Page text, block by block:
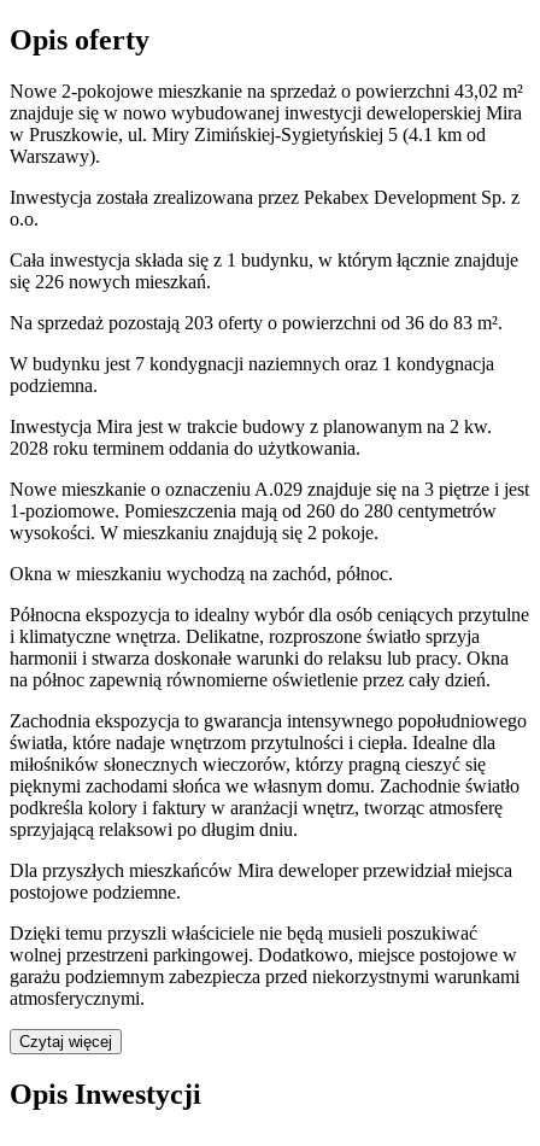
Opis oferty
Nowe 2-pokojowe mieszkanie na sprzedaż o powierzchni 43,02 m²
znajduje się w nowo wybudowanej inwestycji deweloperskiej Mira
w Pruszkowie, ul. Miry Zimińskiej-Sygietyńskiej 5 (4.1 km od
Warszawy).
Inwestycja została zrealizowana przez Pekabex Development Sp. z
o.o.
Cała inwestycja składa się z 1 budynku, w którym łącznie znajduje
się 226 nowych mieszkań.
Na sprzedaż pozostają 203 oferty o powierzchni od 36 do 83 m².
W budynku jest 7 kondygnacji naziemnych oraz 1 kondygnacja
podziemna.
Inwestycja Mira jest w trakcie budowy z planowanym na 2 kw.
2028 roku terminem oddania do użytkowania.
Nowe mieszkanie o oznaczeniu A.029 znajduje się na 3 piętrze i jest
1-poziomowe. Pomieszczenia mają od 260 do 280 centymetrów
wysokości. W mieszkaniu znajdują się 2 pokoje.
Okna w mieszkaniu wychodzą na zachód, północ.
Północna ekspozycja to idealny wybór dla osób ceniących przytulne
i klimatyczne wnętrza. Delikatne, rozproszone światło sprzyja
harmonii i stwarza doskonałe warunki do relaksu lub pracy. Okna
na północ zapewnią równomierne oświetlenie przez cały dzień.
Zachodnia ekspozycja to gwarancja intensywnego popołudniowego
światła, które nadaje wnętrzom przytulności i ciepła. Idealne dla
miłośników słonecznych wieczorów, którzy pragną cieszyć się
pięknymi zachodami słońca we własnym domu. Zachodnie światło
podkreśla kolory i faktury w aranżacji wnętrz, tworząc atmosferę
sprzyjającą relaksowi po długim dniu.
Dla przyszłych mieszkańców Mira deweloper przewidziałmiejsca
postojowe podziemne.
Dzięki temu przyszli właściciele nie będą musieli poszukiwać
wolnej przestrzeni parkingowej. Dodatkowo, miejsce postojowe w
garażu podziemnym zabezpiecza przed niekorzystnymi warunkami
atmosferycznymi.
Czytaj więcej
Opis Inwestycji